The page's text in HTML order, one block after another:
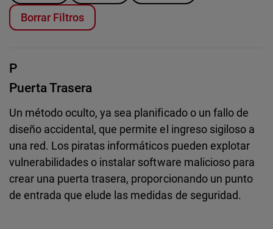
Borrar Filtros
P
Puerta Trasera
Un método oculto, ya sea planificado o un fallo de
diseño accidental, que permite el ingreso sigiloso a
una red. Los piratas informáticos pueden explotar
vulnerabilidades o instalar software malicioso para
crear una puerta trasera, proporcionando un punto
de entrada que elude las medidas de seguridad.